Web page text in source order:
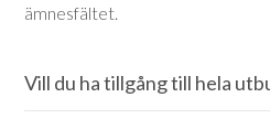
ämnesfältet.
Vill du ha tillgång till hela